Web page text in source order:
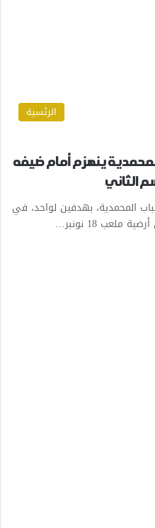
الرئسية
شباب المحمدية ينهزم أمام ضيفه
الثاني
المحمدية، بهدفين لواحد، في
18 نونبر…